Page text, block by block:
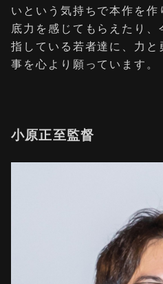
いという気持ちで本作を
底力を感じてもらえたり、
指している若者達に、力と
事を心より願っています。
小原正至監督